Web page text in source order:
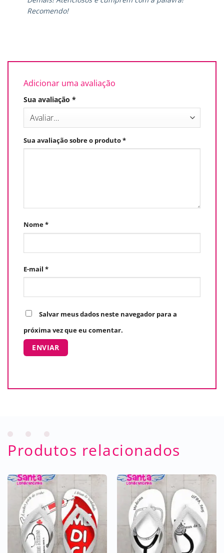
Recomendo!
Adicionar uma avaliação
Sua avaliação *
Sua avaliação sobre o produto*
Nome*
E-mail *
Salvar meus dados neste navegador para a
próxima vez que eu comentar.
Produtos relacionados